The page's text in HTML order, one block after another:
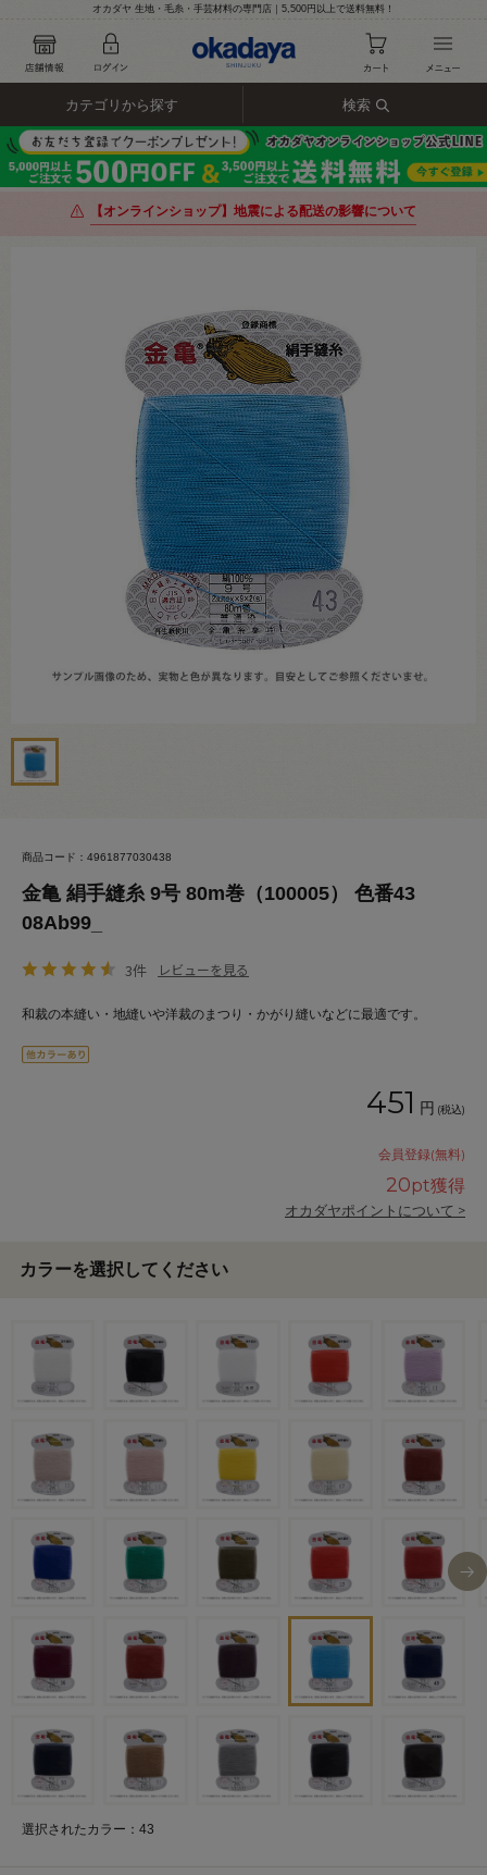
オカダヤ 生地・毛糸・手芸材料の専門店｜5,500円以上で送料無料！
カテゴリから探す 検索
【オンラインショップ】地震による配送の影響について
商品コード：4961877030438
金亀 絹手縫糸 9号 80m巻（100005） 色番43
08Ab99_
3件 レビューを見る
和裁の本縫い・地縫いや洋裁のまつり・かがり縫いなどに最適です。
451 円 (税込)
会員登録(無料)
20pt獲得
オカダヤポイントについて >
カラーを選択してください
選択されたカラー：43